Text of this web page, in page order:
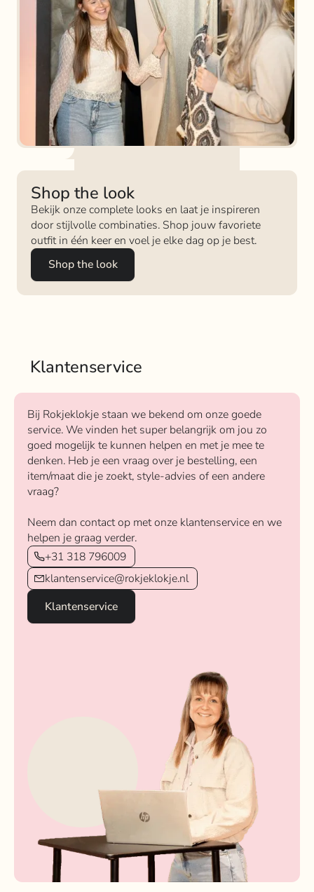
Shop the look
Bekijk onze complete looks en laat je inspireren
door stijlvolle combinaties. Shop jouw favoriete
outfit in één keer en voel je elke dag op je best.
Shop the look
Klantenservice
Bij Rokjeklokje staan we bekend om onze goede
service. We vinden het super belangrijk om jou zo
goed mogelijk te kunnen helpen en met je mee te
denken. Heb je een vraag over je bestelling, een
item/maat die je zoekt, style-advies of een andere
vraag?
Neem dan contact op met onze klantenservice en we
helpen je graag verder.
+31 318 796009
klantenservice@rokjeklokje.nl
Klantenservice